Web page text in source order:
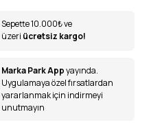
Sepette 10.000₺ve
üzeri ücretsiz kargo!
Marka Park Appyayında.
Uygulamaya özel fırsatlardan
yararlanmak için indirmeyi
unutmayın